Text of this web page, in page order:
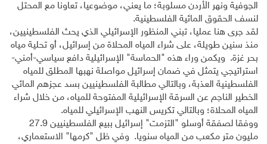
الجوفية ونهر الأردن مسلوبة؛ ما يعني، موضوعيا، تعاونا مع المحتل
لنسف الحقوق المائية الفلسطينية.
لقد جرى هنا عمليا، تبني المنظور الإسرائيلي الذي يحث الفلسطينيين،
منذ سنين طويلة، على شراء المياه المحلاة من إسرائيل، أو تحلية مياه
بحر غزة. ويكمن وراء هذه "الحماسة" الإسرائيلية دافع سياسي-أمني-
استراتيجي يتمثل في ضمان إسرائيل مواصلة نهبها المطلق للمياه
الفلسطينية العذبة، وبالتالي مطالبة الفلسطينيين بسد عجزهم المائي
الخطير الناجم عن السرقة الإسرائيلية المفتوحة للمياه، من خلال شراء
المياه المحلاة؛ وبالتالي تكريس النهب الإسرائيلي للمياه.
ووفقا لصفقة أوسلو "التزمت" إسرائيل ببيع الفلسطينيين 27.9
مليون متر مكعب من المياه سنويا. وفي ظل "كرمها" الاستعماري،